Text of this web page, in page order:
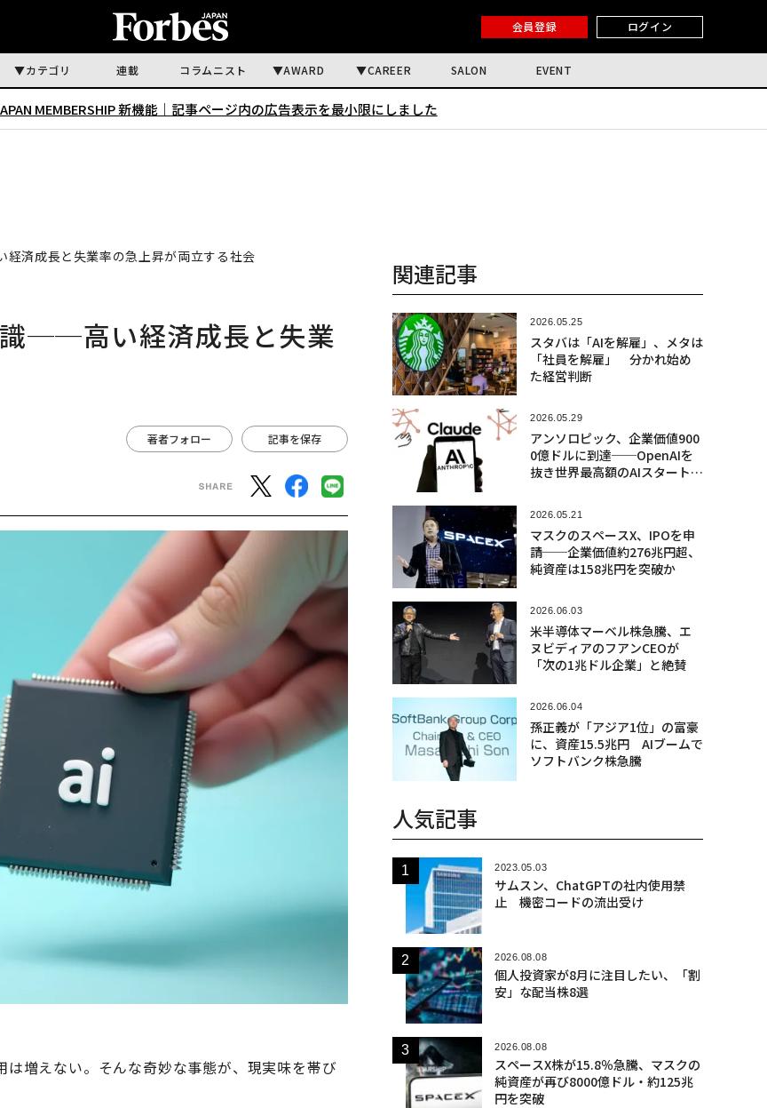
会員登録 ログイン
カテゴリ 連載 コラムニスト AWARD CAREER SALON EVENT
MEMBERSHIP 新機能｜ 記事ページ内の広告表示を最小限にしました
済成長と失業率の急上昇が両立する社会
──高い経済成長と失業
著者フォロー 記事を保存
増えない。そんな奇妙な事態が、現実味を帯び
関連記事
2026.05.25
スタバは「AIを解雇」、メタは
「社員を解雇」 分かれ始め
た経営判断
2026.05.29
アンソロピック、企業価値900
0億ドルに到達──OpenAIを
抜き世界最高額のAIスタートア
2026.05.21
マスクのスペースX、IPOを申
請──企業価値約276兆円超、
純資産は158兆円を突破か
2026.06.03
米半導体マーベル株急騰、エ
ヌビディアのフアンCEOが
「次の1兆ドル企業」と絶賛
2026.06.04
孫正義が「アジア1位」の富豪
に、資産15.5兆円 AIブームで
ソフトバンク株急騰
人気記事
2023.05.03
サムスン、ChatGPTの社内使用禁
止 機密コードの流出受け
2026.08.08
個人投資家が8月に注目したい、「割
安」な配当株8選
2026.08.08
スペースX株が15.8％急騰、マスクの
純資産が再び8000億ドル・約125兆
円を突破